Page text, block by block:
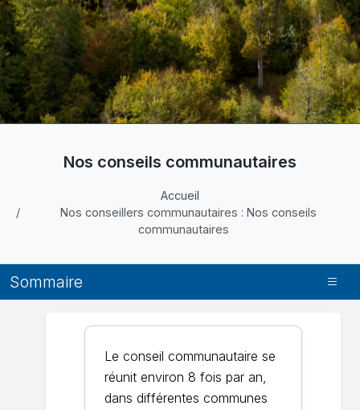
Nos conseils communautaires
Accueil
Nos conseillers communautaires : Nos conseils
communautaires
Sommaire
Le conseil communautaire se
réunit environ 8 fois par an,
dans différentes communes